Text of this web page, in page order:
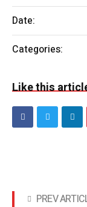
Date:
Categories:
Like this
PREV